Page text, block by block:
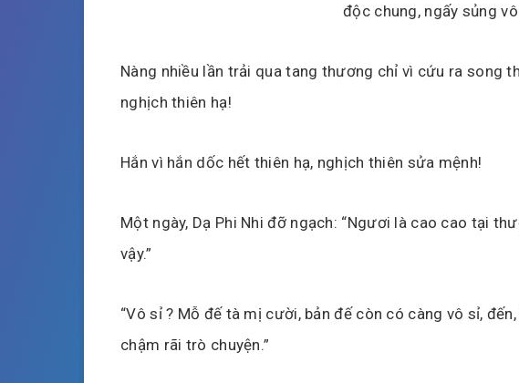
độc chung, ngấy sủng vô
Nàng nhiều lần trải qua tang thương chỉ vì cứu ra song
nghịch thiên hạ!
Hắn vì hắn dốc hết thiên hạ, nghịch thiên sửa mệnh!
Một ngày, Dạ Phi Nhi đỡ ngạch: “Ngươi là cao cao tại
vậy.”
“Vô sỉ ? Mỗ đế tà mị cười, bản đế còn có càng vô sỉ,
chậm rãi trò chuyện.”